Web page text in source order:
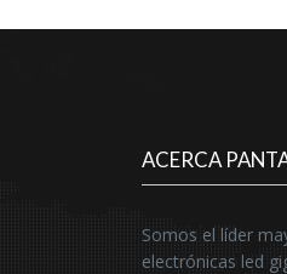
ACERCA
Somos el líder
electrónicas led